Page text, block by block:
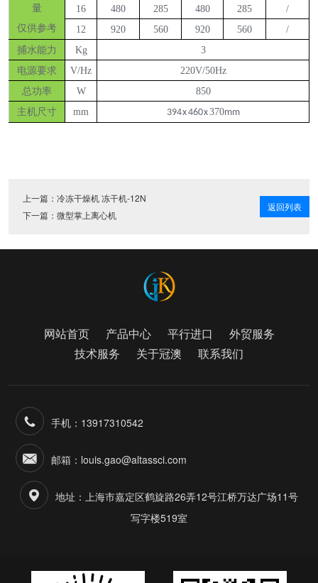
量
仅供参考
16 480 285 480 285
/
12
920 560 920 560
/
捕水能力
Kg
3
电源要求
V/Hz
220V/50Hz
总功率
W
850
主机尺寸
mm 394 x 460 x370mm
上一篇： 冷冻干燥机 冻干机-12N
下一篇： 微型掌上离心机
返回列表
网站首页 产品中心 平行进口
外贸服务
技术服务
关于冠澳 联系我们
手机：13917310542
邮箱：louis.gao@altassci.com
地址：上海市嘉定区鹤旋路26弄12号江桥万达广场11号
写字楼519室